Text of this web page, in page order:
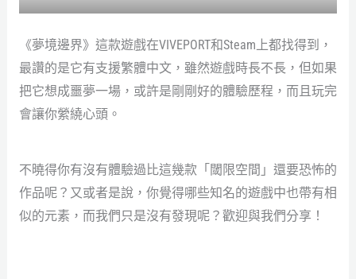
《夢境邊界》這款遊戲在VIVEPORT和Steam上都找得到，
最讚的是它有支援繁體中文，雖然遊戲時長不長，但如果
把它想成噩夢一場，或許是剛剛好的體驗歷程，而且玩完
會讓你縈繞心頭。
不曉得你有沒有體驗過比這幾款「閾限空間」還要恐怖的
作品呢？又或者是說，你覺得哪些知名的遊戲中也帶有相
似的元素，而我們只是沒有發現呢？歡迎與我們分享！